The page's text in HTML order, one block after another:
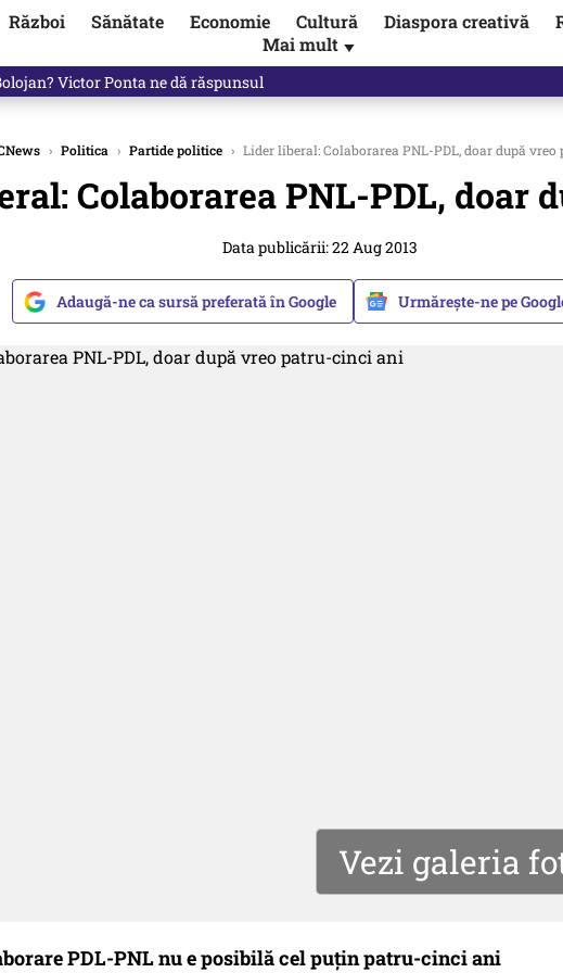
Război Sănătate Economie Cultură Diaspora creativă
Mai mult ▼
Victor Ponta ne dă răspunsul
› Politica › Partide politice › Lider liberal: Colaborarea PNL-PDL, doar după
Colaborarea PNL-PDL, doar
Data publicării: 22 Aug 2013
Adaugă-ne ca sursă preferată în Google Urmărește-ne pe
Vezi galeria
PDL-PNL nu e posibilă cel puțin patru-cinci ani